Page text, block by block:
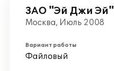
ЗАО "Эй Джи Эй"
Москва, Июль 2008
Вариант работы
Файловый